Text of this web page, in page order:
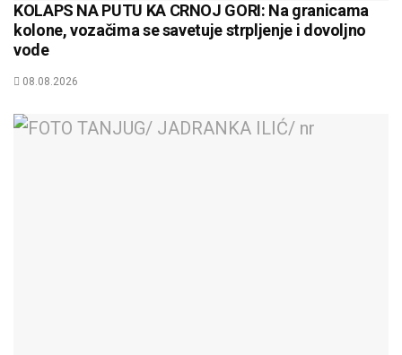
KOLAPS NA PUTU KA CRNOJ GORI: Na granicama
kolone, vozačima se savetuje strpljenje i dovoljno
vode
08.08.2026